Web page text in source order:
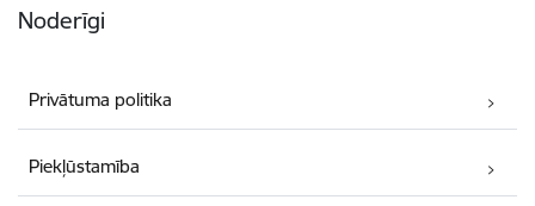
Noderīgi
Privātuma politika
Piekļūstamība